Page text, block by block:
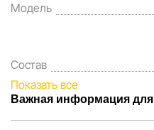
Модель
Состав
Показать все
Важная информация для